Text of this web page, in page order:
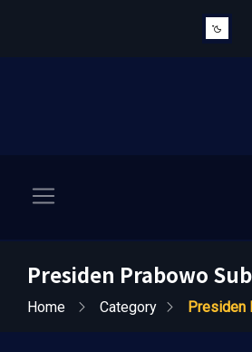
Presiden Prabowo
Home Category Presiden